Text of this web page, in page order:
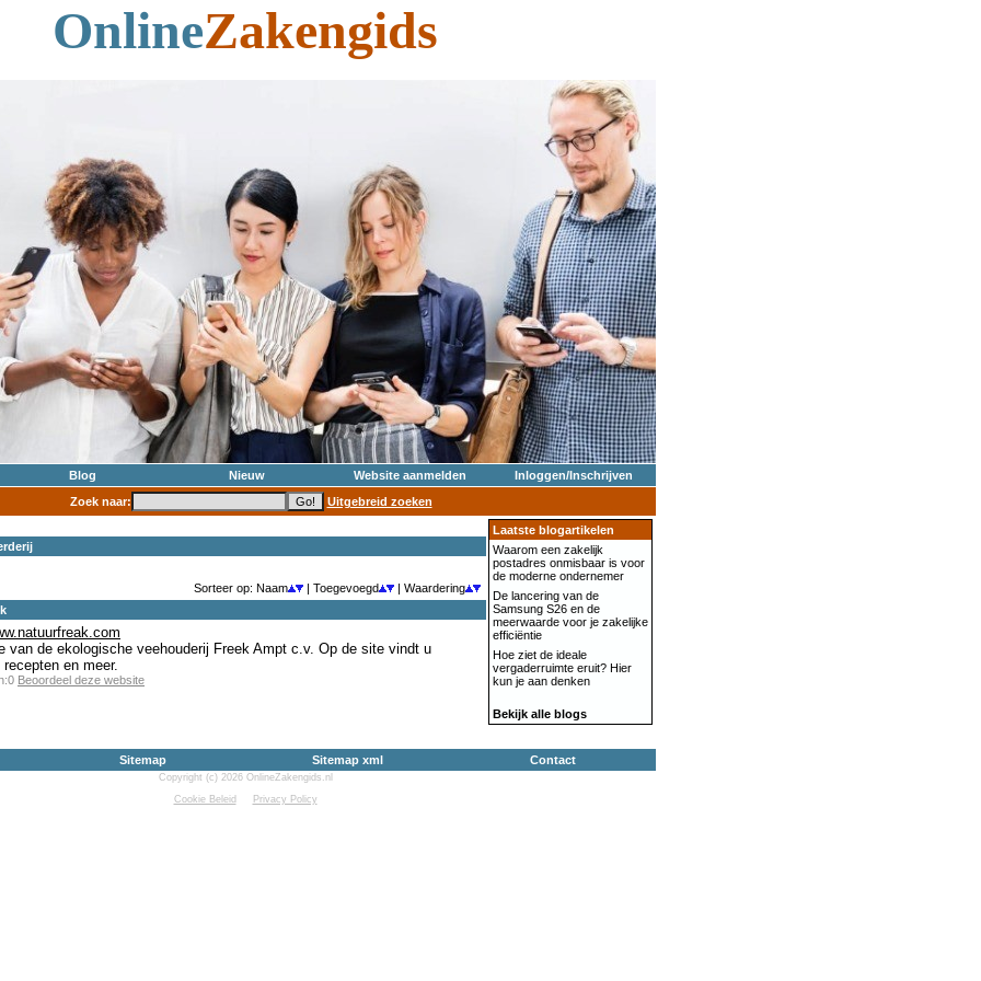
OnlineZakengids
Blog Nieuw Website aanmelden
Inloggen/Inschrijven
Zoek naar:
Uitgebreid zoeken
Sorteer op: Naam | Toegevoegd
| Waardering
van de ekologische veehouderij Freek Ampt c.v. Op de site vindt u
en meer.
Beoordeel deze website
Laatste blogartikelen
Waarom een zakelijk
postadres onmisbaar is voor
de moderne ondernemer
De lancering van de
Samsung S26 en de
meerwaarde voor je zakelijke
efficiëntie
Hoe ziet de ideale
vergaderruimte eruit? Hier
kun je aan denken
Bekijk alle blogs
Sitemap Sitemap xml Contact
Copyright (c) 2026 OnlineZakengids.nl
Cookie Beleid
Privacy Policy